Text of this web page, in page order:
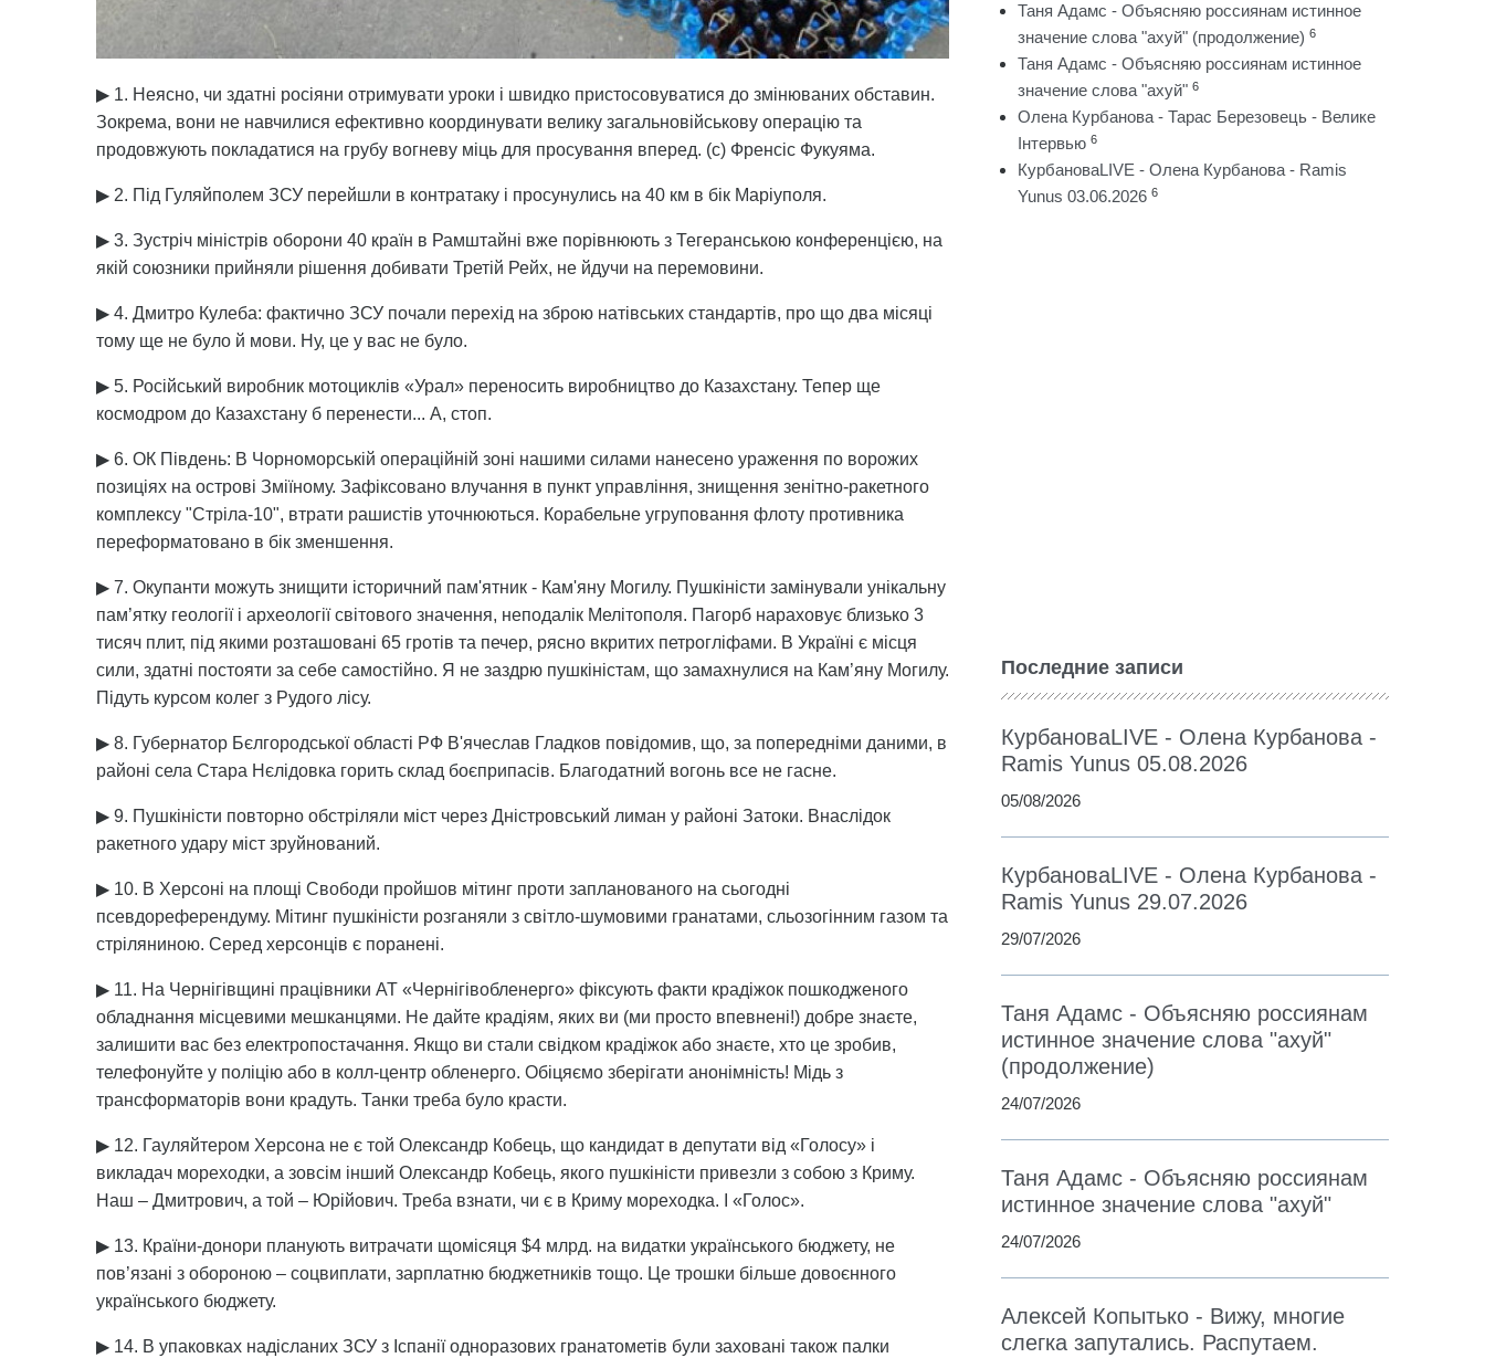
▶ 1. Неясно, чи здатні росіяни отримувати уроки і швидко пристосовуватися до змінюваних обставин.
Зокрема, вони не навчилися ефективно координувати велику загальновійськову операцію та
продовжують покладатися на грубу вогневу міць для просування вперед. (с) Френсіс Фукуяма.
▶ 2. Під Гуляйполем ЗСУ перейшли в контратаку і просунулись на 40 км в бік Маріуполя.
▶ 3. Зустріч міністрів оборони 40 країн в Рамштайні вже порівнюють з Тегеранською конференцією, на
якій союзники прийняли рішення добивати Третій Рейх, не йдучи на перемовини.
▶ 4. Дмитро Кулеба: фактично ЗСУ почали перехід на зброю натівських стандартів, про що два місяці
тому ще не було й мови. Ну, це у вас не було.
▶ 5. Російський виробник мотоциклів «Урал» переносить виробництво до Казахстану. Тепер ще
космодром до Казахстану б перенести... А, стоп.
▶ 6. ОК Південь: В Чорноморській операційній зоні нашими силами нанесено ураження по ворожих
позиціях на острові Зміїному. Зафіксовано влучання в пункт управління, знищення зенітно-ракетного
комплексу "Стріла-10", втрати рашистів уточнюються. Корабельне угруповання флоту противника
переформатовано в бік зменшення.
▶ 7. Окупанти можуть знищити історичний пам'ятник - Кам'яну Могилу. Пушкіністи замінували унікальну
пам’ятку геології і археології світового значення, неподалік Мелітополя. Пагорб нараховує близько 3
тисяч плит, під якими розташовані 65 гротів та печер, рясно вкритих петрогліфами. В Україні є місця
сили, здатні постояти за себе самостійно. Я не заздрю пушкіністам, що замахнулися на Кам’яну Могилу.
Підуть курсом колег з Рудого лісу.
▶ 8. Губернатор Бєлгородської області РФ В'ячеслав Гладков повідомив, що, за попередніми даними, в
районі села Стара Нєлідовка горить склад боєприпасів. Благодатний вогонь все не гасне.
▶ 9. Пушкіністи повторно обстріляли міст через Дністровський лиман у районі Затоки. Внаслідок
ракетного удару міст зруйнований.
▶ 10. В Херсоні на площі Свободи пройшов мітинг проти запланованого на сьогодні
псевдореферендуму. Мітинг пушкіністи розганяли з світло-шумовими гранатами, сльозогінним газом та
стріляниною. Серед херсонців є поранені.
▶ 11. На Чернігівщині працівники АТ «Чернігівобленерго» фіксують факти крадіжок пошкодженого
обладнання місцевими мешканцями. Не дайте крадіям, яких ви (ми просто впевнені!) добре знаєте,
залишити вас без електропостачання. Якщо ви стали свідком крадіжок або знаєте, хто це зробив,
телефонуйте у поліцію або в колл-центр обленерго. Обіцяємо зберігати анонімність! Мідь з
трансформаторів вони крадуть. Танки треба було красти.
▶ 12. Гауляйтером Херсона не є той Олександр Кобець, що кандидат в депутати від «Голосу» і
викладач мореходки, а зовсім інший Олександр Кобець, якого пушкіністи привезли з собою з Криму.
Наш – Дмитрович, а той – Юрійович. Треба взнати, чи є в Криму мореходка. І «Голос».
▶ 13. Країни-донори планують витрачати щомісяця $4 млрд. на видатки українського бюджету, не
пов’язані з обороною – соцвиплати, зарплатню бюджетників тощо. Це трошки більше довоєнного
українського бюджету.
▶ 14. В упаковках надісланих ЗСУ з Іспанії одноразових гранатометів були заховані також палки
Таня Адамс - Объясняю россиянам истинное
значение слова "ахуй" (продолжение) 6
Таня Адамс - Объясняю россиянам истинное
значение слова "ахуй" 6
Олена Курбанова - Тарас Березовець - Велике
Інтервью 6
КурбановаLIVE - Олена Курбанова - Ramis
Yunus 03.06.2026 6
Последние записи
КурбановаLIVE - Олена Курбанова -
Ramis Yunus 05.08.2026
05/08/2026
КурбановаLIVE - Олена Курбанова -
Ramis Yunus 29.07.2026
29/07/2026
Таня Адамс - Объясняю россиянам
истинное значение слова "ахуй"
(продолжение)
24/07/2026
Таня Адамс - Объясняю россиянам
истинное значение слова "ахуй"
24/07/2026
Алексей Копытько - Вижу, многие
слегка запутались. Распутаем.